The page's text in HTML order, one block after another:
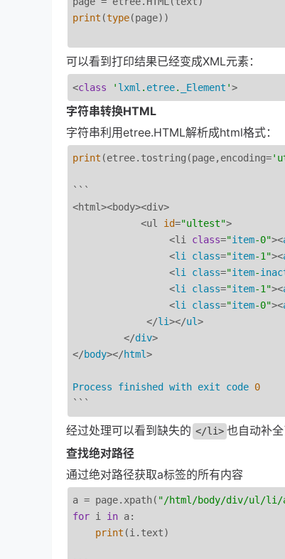
print (type(page))
可以看到打印结果已经变成XML元素：
<class ' lxml . etree. _Element '
字符串转换HTML
字符串利用etree.HTML解析成html格式：
print (etree.tostring(page,encoding=
```
<html><body><div>
            <ul
id="ultest">
                 <li
class="item-0"><
                 <
li class="item-1"><
                 <
li class="item-
                 <
li class="item-1"><
                 <
li class="item-0"><
             </
li></ul>
         </
div>
</body></html>
Process finished with exit code 0
经过处理可以看到缺失的 </li> 也自动补
查找绝对路径
通过绝对路径获取a标签的所有内容
a = page.xpath( "/html/body/div/ul/li/
for i in a:
print (i.text)